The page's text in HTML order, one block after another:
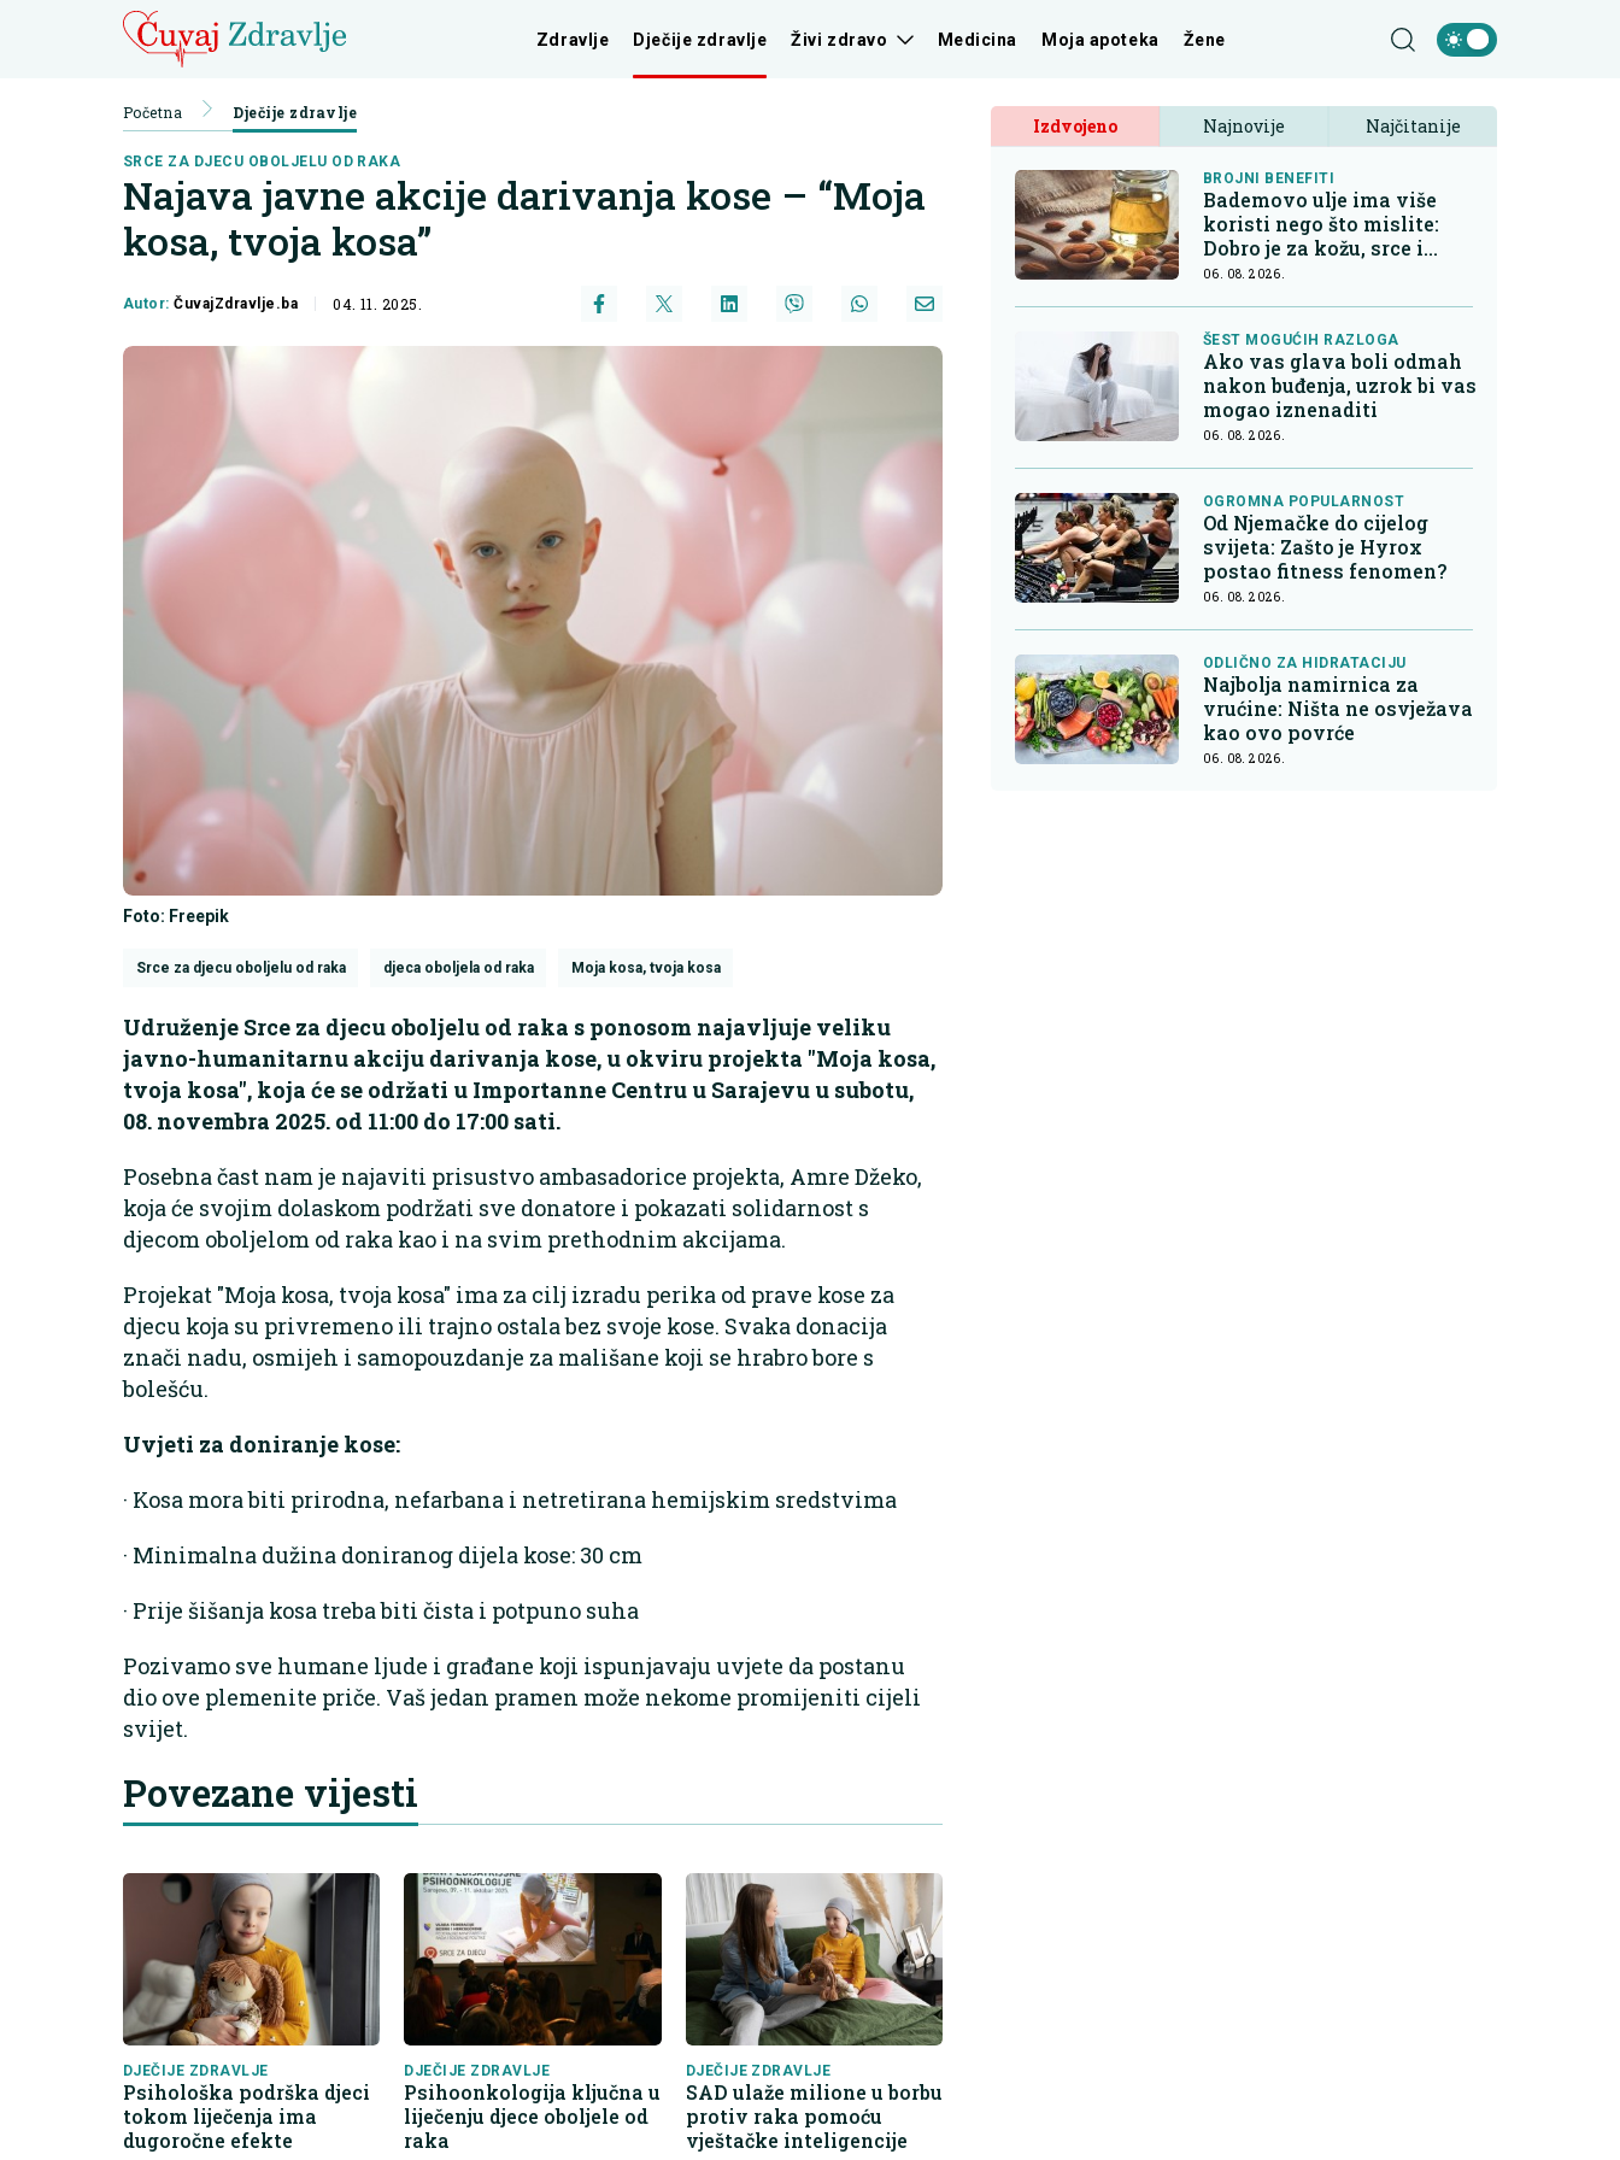
Zdravlje Dječije zdravlje Živi zdravo Medicina Moja apoteka Žene
Početna Dječije zdravlje
SRCE ZA DJECU OBOLJELU OD RAKA
Najava javne akcije darivanja kose – “Moja
kosa, tvoja kosa”
Autor:ČuvajZdravlje.ba 04. 11. 2025.
Foto: Freepik
Srce za djecu oboljelu od raka djeca oboljela od raka Moja kosa, tvoja kosa
Udruženje Srce za djecu oboljelu od raka s ponosom najavljuje veliku
javno-humanitarnu akciju darivanja kose, u okviru projekta "Moja kosa,
tvoja kosa", koja će se održati u Importanne Centru u Sarajevu u subotu,
08. novembra 2025. od 11:00 do 17:00 sati.
Posebna čast nam je najaviti prisustvo ambasadorice projekta, Amre Džeko,
koja će svojim dolaskom podržati sve donatore i pokazati solidarnost s
djecom oboljelom od raka kao i na svim prethodnim akcijama.
Projekat "Moja kosa, tvoja kosa" ima za cilj izradu perika od prave kose za
djecu koja su privremeno ili trajno ostala bez svoje kose. Svaka donacija
znači nadu, osmijeh i samopouzdanje za mališane koji se hrabro bore s
bolešću.
Uvjeti za doniranje kose:
· Kosa mora biti prirodna, nefarbana i netretirana hemijskim sredstvima
· Minimalna dužina doniranog dijela kose: 30 cm
· Prije šišanja kosa treba biti čista i potpuno suha
Pozivamo sve humane ljude i građane koji ispunjavaju uvjete da postanu
dio ove plemenite priče. Vaš jedan pramen može nekome promijeniti cijeli
svijet.
Povezane vijesti
DJEČIJE ZDRAVLJE
Psihološka podrška djeci
tokom liječenja ima
dugoročne efekte
DJEČIJE ZDRAVLJE
Psihoonkologija ključna u
liječenju djece oboljele od
raka
DJEČIJE ZDRAVLJE
SAD ulaže milione u borbu
protiv raka pomoću
vještačke inteligencije
Izdvojeno Najnovije Najčitanije
BROJNI BENEFITI
Bademovo ulje ima više
koristi nego što mislite:
Dobro je za kožu, srce i
kontrolu apetita
06. 08. 2026.
ŠEST MOGUĆIH RAZLOGA
Ako vas glava boli odmah
nakon buđenja, uzrok bi vas
mogao iznenaditi
06. 08. 2026.
OGROMNA POPULARNOST
Od Njemačke do cijelog
svijeta: Zašto je Hyrox
postao fitness fenomen?
06. 08. 2026.
ODLIČNO ZA HIDRATACIJU
Najbolja namirnica za
vrućine: Ništa ne osvježava
kao ovo povrće
06. 08. 2026.